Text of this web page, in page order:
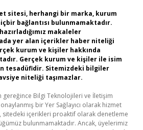
sitesi, herhangi bir marka, kurum
bağlantısı bulunmamaktadır.
makaleler
yer alan içerikler haber niteliği
kurum ve kişiler hakkında
Gerçek kurum ve kişiler ile isim
tesadüfidir. Sitemizdeki bilgiler
niteliği taşımazlar.
gereğince Bilgi Teknolojileri ve İletişim
bir Yer Sağlayıcı olarak hizmet
sitedeki içerikleri proaktif olarak denetleme
bulunmamaktadır. Ancak, üyelerimiz